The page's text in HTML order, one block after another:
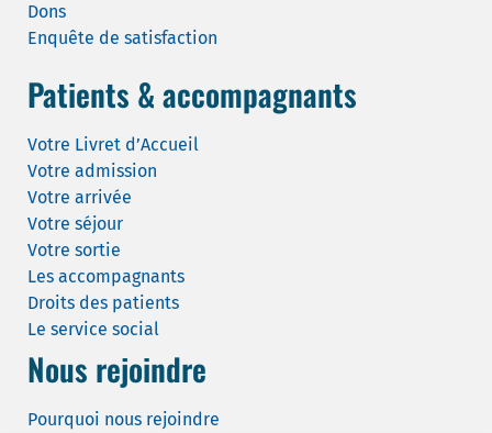
Dons
Enquête de satisfaction
Patients & accompagnants
Votre Livret d’Accueil
Votre admission
Votre arrivée
Votre séjour
Votre sortie
Les accompagnants
Droits des patients
Le service social
Nous rejoindre
Pourquoi nous rejoindre